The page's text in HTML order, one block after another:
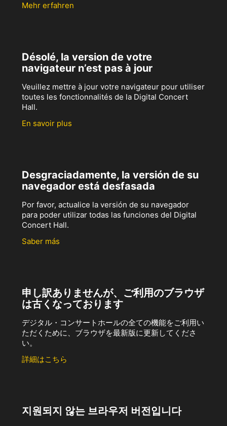
Mehr erfahren
Désolé, la version de votre
navigateur n’est pas à jour
Veuillez mettre à jour votre navigateur pour utiliser
toutes les fonctionnalités de la Digital Concert
Hall.
En savoir plus
Desgraciadamente, la versión de su
navegador está desfasada
Por favor, actualice la versión de su navegador
para poder utilizar todas las funciones del Digital
Concert Hall.
Saber más
申し訳ありませんが、ご利用のブラウザ
は古くなっております
デジタル・コンサートホールの全ての機能をご利用い
ただくために、ブラウザを最新版に更新してくださ
い。
詳細はこちら
지원되지 않는 브라우저 버전입니다